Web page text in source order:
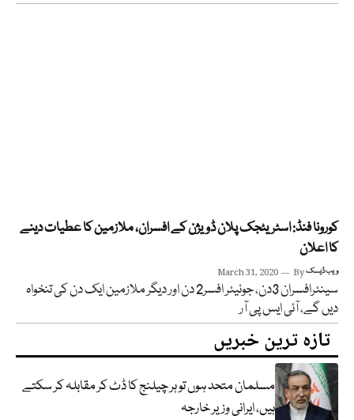
کورونا فنڈ: اسٹریٹجک پلان ڈویژن کے افسران، ملازمین کا عطیات دینے
کا اعلان
March 31, 2020 Byویب ڈیسک
سینئرافسران 3دن، جونیئر افسر2 دن اور دیگر ملازمین ایک دن کی تنخواہ
دیں گے، آئی ایس پی آر
تازہ ترین خبریں
مسلمان متحد ہوں تو ہر چیلنج کا ڈٹ کر مقابلہ کر سکتے
ہیں، ایرانی وزیر خارجہ